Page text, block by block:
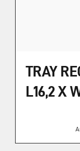
TRAY
L16,2 X